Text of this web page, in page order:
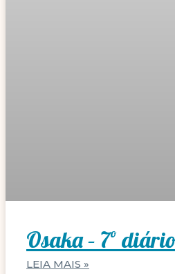
Osaka – 7º
LEIA MAIS »